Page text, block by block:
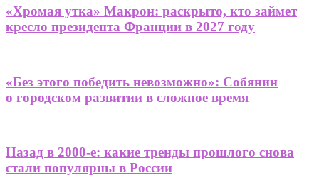
«Хромая утка» Макрон: раскрыто, кто займет
кресло президента Франции в 2027 году
«Без этого победить невозможно»: Собянин
о городском развитии в сложное время
Назад в 2000-е: какие тренды прошлого снова
стали популярны в России